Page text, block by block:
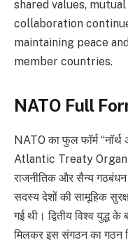
shared values,
collaboration
maintaining peace
member countries.
NATO Full
NATO का फुल फॉर्म
Atlantic Treaty
राजनीतिक और सैन्य
सदस्य देशों की सामूहिक
गई थी। द्वितीय विश्व युद्ध
मिलकर इस संगठन का गठन